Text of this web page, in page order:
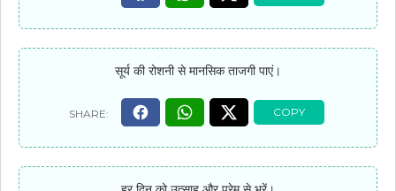
सूर्य की रोशनी से मानसिक ताजगी पाएं।